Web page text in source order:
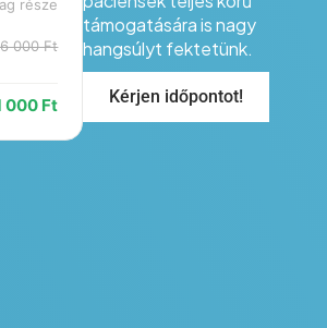
támogatására is nagy
hangsúlyt fektetünk.
Kérjen időpontot!
része
000 Ft
000 Ft